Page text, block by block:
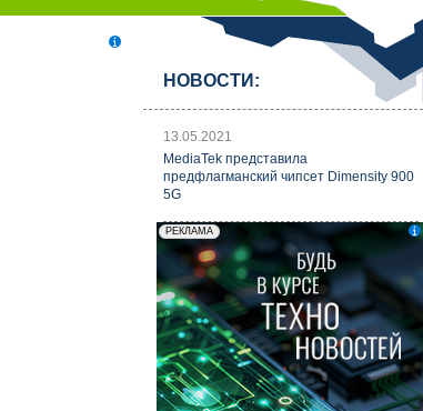
НОВОСТИ:
13.05.2021
MediaTek представила
предфлагманский чипсет Dimensity 900
5G